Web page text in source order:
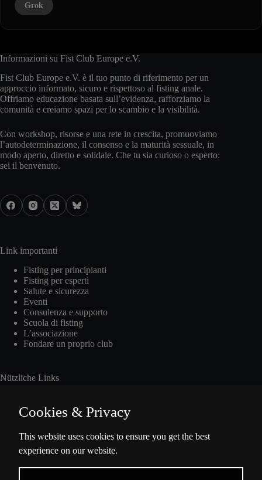
Grok
Informazioni su Fist Club Europe e.V.
Fist Club Europe e.V. è il tuo punto di riferimento per un
approccio informato, sicuro e rispettoso al fisting anale.
Offriamo educazione basata sull’evidenza, rafforziamo la
comunità e creiamo spazi per lo scambio e la visibilità.
Con workshop, risorse e una rete in crescita, promuoviamo
l’autodeterminazione, il consenso e la maturità sessuale, in
modo aperto, diretto e solidale. Che tu sia curioso o esperto:
sei il benvenuto.
Link importanti
Fisting per principianti
Fisting per esperti
Salute e sicurezza
Eventi
Consulenza e supporto
Scuola di fisting
L’associazione
Fondare un proprio club
Nützliche Links
Presse
Über Uns
Cookies & Privacy
This website uses cookies to ensure you get the best
experience on our website.